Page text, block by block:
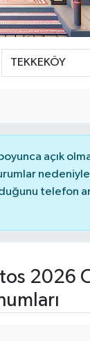
açık
telefon
2026